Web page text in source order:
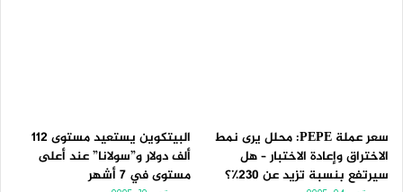
سعر عملة PEPE: محلل يرى نمط
الاختراق وإعادة الاختبار – هل
سيرتفع بنسبة تزيد عن 230٪؟
البيتكوين يستعيد مستوى 112
ألف دولار و”سولانا” عند أعلى
مستوى في 7 أشهر